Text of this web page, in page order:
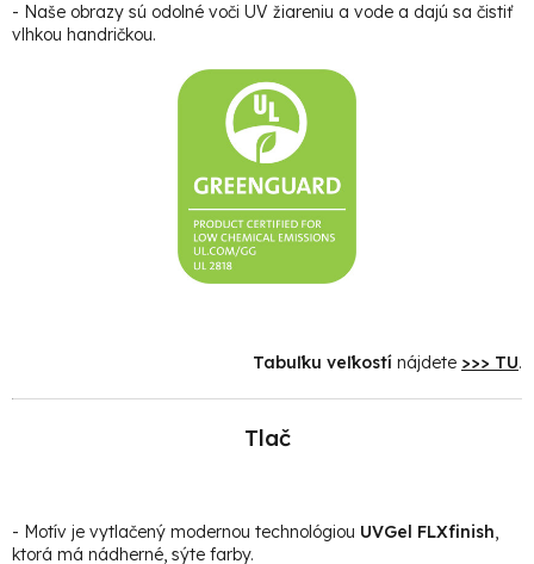
- Naše obrazy sú odolné voči UV žiareniu a vode a dajú sa čistiť
vlhkou handričkou.
Tabuľku veľkostí nájdete >>> TU.
Tlač
- Motív je vytlačený modernou technológiou UVGel FLXfinish,
ktorá má nádherné, sýte farby.